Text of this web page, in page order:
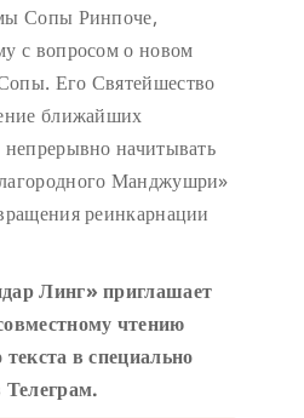
Сопы Ринпоче,
с вопросом о новом
Его Святейшество
ближайших
непрерывно начитывать
Манджушри»
реинкарнации
Линг» приглашает
чтению
текста в специально
Телеграм.